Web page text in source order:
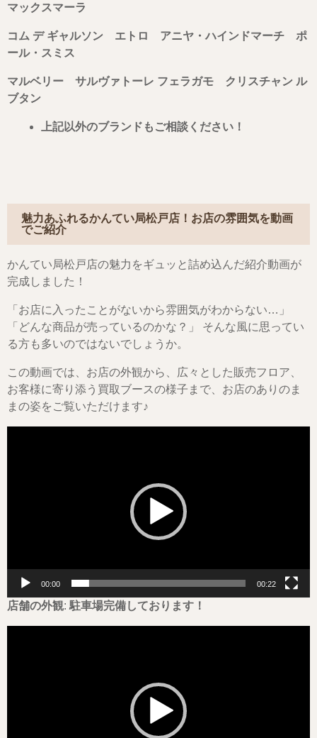
マックスマーラ
コム デ ギャルソン エトロ アニヤ・ハインドマーチ ポ
ール・スミス
マルベリー サルヴァトーレ フェラガモ クリスチャン ル
ブタン
上記以外のブランドもご相談ください！
魅力あふれるかんてい局松戸店！お店の雰囲気を動画
でご紹介
かんてい局松戸店の魅力をギュッと詰め込んだ紹介動画が
完成しました！
「お店に入ったことがないから雰囲気がわからない…」
「どんな商品が売っているのかな？」 そんな風に思ってい
る方も多いのではないでしょうか。
この動画では、お店の外観から、広々とした販売フロア、
お客様に寄り添う買取ブースの様子まで、お店のありのま
まの姿をご覧いただけます♪
00:00 00:22
店舗の外観: 駐車場完備しております！